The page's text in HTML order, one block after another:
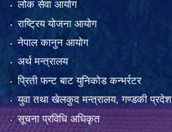
लोक सेवा आयोग
राष्ट्रिय योजना आयोग
नेपाल कानुन आयोग
अर्थ मन्त्रालय
प्रिती फन्ट बाट युनिकोड कन्भर्रटर
युवा तथा खेलकुद मन्त्रालय, गण्डकी प्रदेश
सूचना प्रविधि अधिकृत